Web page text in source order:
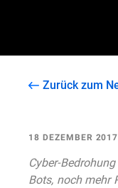
Zurück zum
18 DEZEMBER 2017
Cyber-
Bots, noch mehr